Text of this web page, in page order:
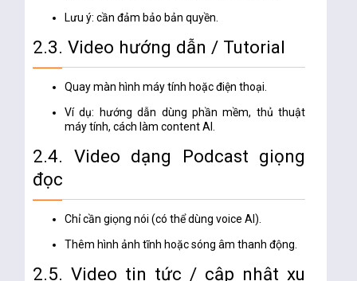
Lưu ý: cần đảm bảo bản quyền.
2.3. Video hướng dẫn / Tutorial
Quay màn hình máy tính hoặc điện thoại.
Ví dụ: hướng dẫn dùng phần mềm, thủ thuật
máy tính, cách làm content AI.
2.4. Video dạng Podcast giọng
đọc
Chỉ cần giọng nói (có thể dùng voice AI).
Thêm hình ảnh tĩnh hoặc sóng âm thanh động.
2.5. Video tin tức / cập nhật xu